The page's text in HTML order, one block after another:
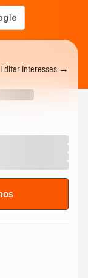
Editar interesses →